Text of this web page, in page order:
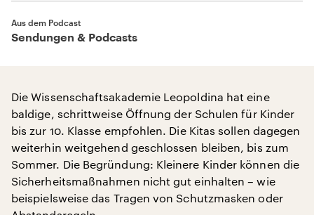
Aus dem Podcast
Sendungen & Podcasts
Die Wissenschaftsakademie Leopoldina hat eine
baldige, schrittweise Öffnung der Schulen für Kinder
bis zur 10. Klasse empfohlen. Die Kitas sollen dagegen
weiterhin weitgehend geschlossen bleiben, bis zum
Sommer. Die Begründung: Kleinere Kinder können die
Sicherheitsmaßnahmen nicht gut einhalten – wie
beispielsweise das Tragen von Schutzmasken oder